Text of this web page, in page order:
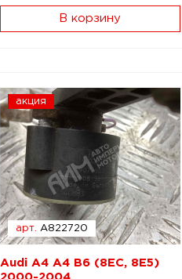
В корзину
акция
арт. A822720
Audi A4 A4 B6 (8EC, 8E5)